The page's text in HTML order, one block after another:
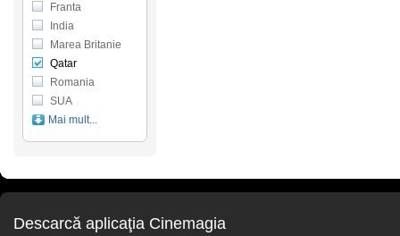
Franta
India
Marea Britanie
Qatar
Romania
SUA
Mai mult...
Descarcă aplicaţia Cinemagia